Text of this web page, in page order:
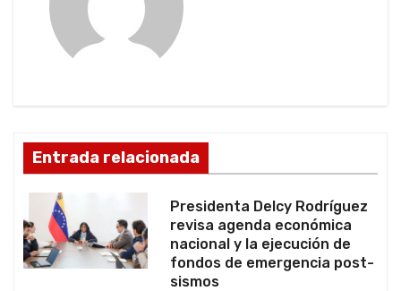
d
e
e
n
Entrada relacionada
Presidenta Delcy Rodríguez
revisa agenda económica
nacional y la ejecución de
fondos de emergencia post-
sismos